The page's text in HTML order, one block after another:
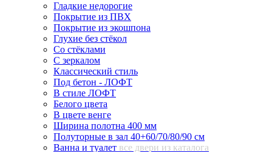
Гладкие недорогие
Покрытие из ПВХ
Покрытие из экошпона
Глухие без стёкол
Со стёклами
С зеркалом
Классический стиль
Под бетон - ЛОФТ
В стиле ЛОФТ
Белого цвета
В цвете венге
Ширина полотна 400 мм
Полуторные в зал 40+60/70/80/90 см
Ванна и туалет все двери из каталога